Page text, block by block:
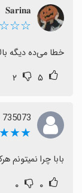
𝐒𝐚𝐫𝐢𝐧𝐚
خطا می‌ده دیگه بالا نمیاره
۵ ۲
735073
بابا چرا نمیتونم
۰ ۰